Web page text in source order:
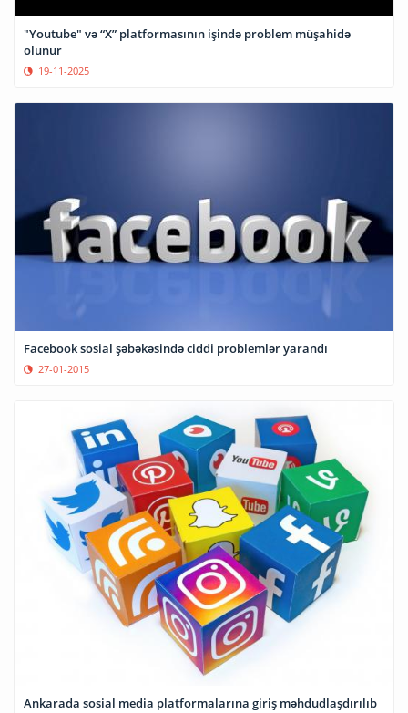
"Youtube" və “X” platformasının işində problem müşahidə
olunur
19-11-2025
Facebook sosial şəbəkəsində ciddi problemlər yarandı
27-01-2015
Ankarada sosial media platformalarına giriş məhdudlaşdırılıb